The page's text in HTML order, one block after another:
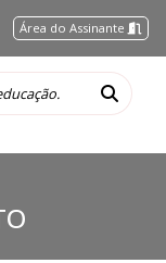
Área do Assinante